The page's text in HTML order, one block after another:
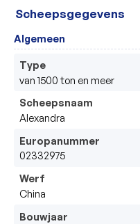
Scheepsgegevens
Algemeen
Type
van 1500 ton en meer
Scheepsnaam
Alexandra
Europanummer
02332975
Werf
China
Bouwjaar